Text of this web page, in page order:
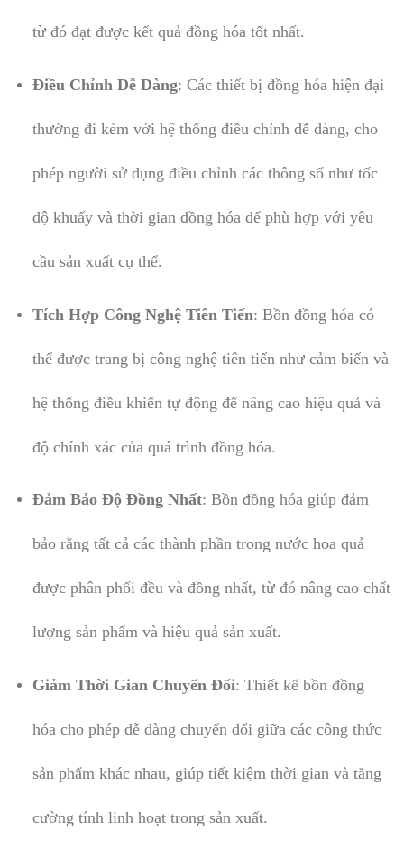
từ đó đạt được kết quả đồng hóa tốt nhất.
Điều Chỉnh Dễ Dàng: Các thiết bị đồng hóa hiện đại
thường đi kèm với hệ thống điều chỉnh dễ dàng, cho
phép người sử dụng điều chỉnh các thông số như tốc
độ khuấy và thời gian đồng hóa để phù hợp với yêu
cầu sản xuất cụ thể.
Tích Hợp Công Nghệ Tiên Tiến: Bồn đồng hóa có
thể được trang bị công nghệ tiên tiến như cảm biến và
hệ thống điều khiển tự động để nâng cao hiệu quả và
độ chính xác của quá trình đồng hóa.
Đảm Bảo Độ Đồng Nhất: Bồn đồng hóa giúp đảm
bảo rằng tất cả các thành phần trong nước hoa quả
được phân phối đều và đồng nhất, từ đó nâng cao chất
lượng sản phẩm và hiệu quả sản xuất.
Giảm Thời Gian Chuyển Đổi: Thiết kế bồn đồng
hóa cho phép dễ dàng chuyển đổi giữa các công thức
sản phẩm khác nhau, giúp tiết kiệm thời gian và tăng
cường tính linh hoạt trong sản xuất.